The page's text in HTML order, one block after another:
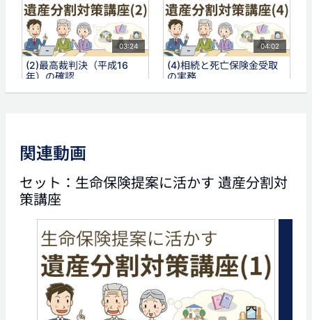
03:24
(2)最高裁判決（平成16
年）の確認
04:02
(4)相続と死亡保険金受取
の実務
遺産分割
関連動画
セット：生命保険提案に活かす 遺産分割対
策講座